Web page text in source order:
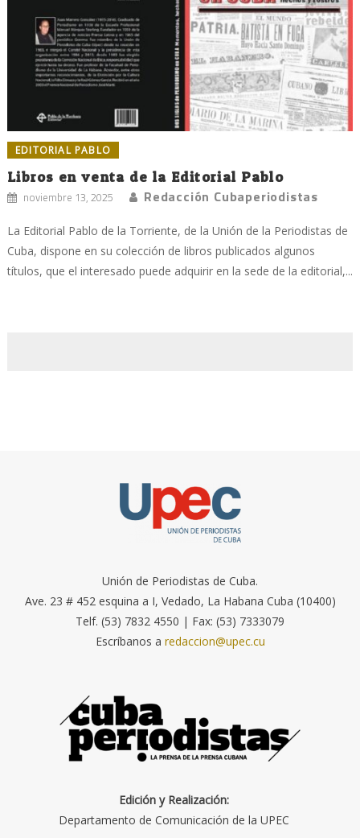
EDITORIAL PABLO
Libros en venta de la Editorial Pablo
noviembre 13, 2025 Redacción Cubaperiodistas
La Editorial Pablo de la Torriente, de la Unión de la Periodistas de
Cuba, dispone en su colección de libros publicados algunos
títulos, que el interesado puede adquirir en la sede de la editorial,...
Unión de Periodistas de Cuba.
Ave. 23 # 452 esquina a I, Vedado, La Habana Cuba (10400)
Telf. (53) 7832 4550 | Fax: (53) 7333079
Escríbanos a redaccion@upec.cu
Edición y Realización:
Departamento de Comunicación de la UPEC